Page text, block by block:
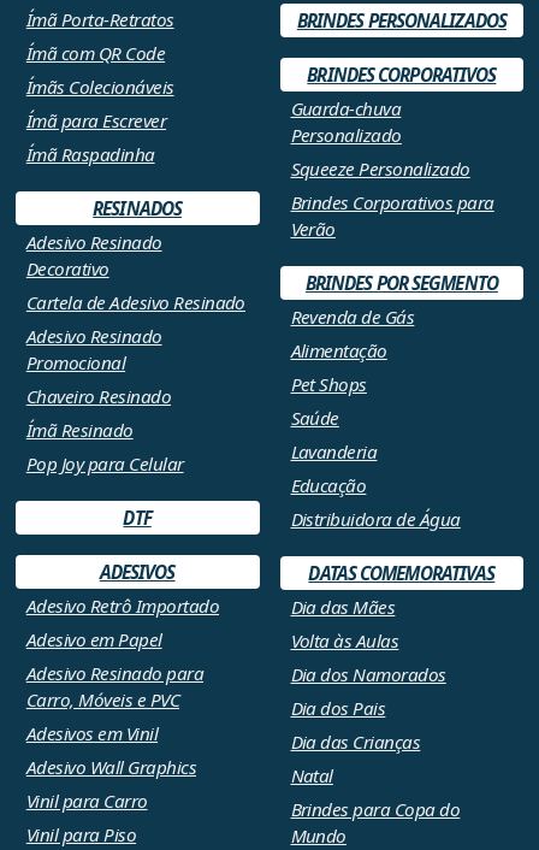
Ímã Porta-Retratos
Ímã com QR Code
Ímãs Colecionáveis
Ímã para Escrever
Ímã Raspadinha
RESINADOS
Adesivo Resinado
Decorativo
Cartela de Adesivo Resinado
Adesivo Resinado
Promocional
Chaveiro Resinado
Ímã Resinado
Pop Joy para Celular
DTF
ADESIVOS
Adesivo Retrô Importado
Adesivo em Papel
Adesivo Resinado para
Carro, Móveis e PVC
Adesivos em Vinil
Adesivo Wall Graphics
Vinil para Carro
Vinil para Piso
BRINDES PERSONALIZADOS
BRINDES CORPORATIVOS
Guarda-chuva
Personalizado
Squeeze Personalizado
Brindes Corporativos para
Verão
BRINDES POR SEGMENTO
Revenda de Gás
Alimentação
Pet Shops
Saúde
Lavanderia
Educação
Distribuidora de Água
DATAS COMEMORATIVAS
Dia das Mães
Volta às Aulas
Dia dos Namorados
Dia dos Pais
Dia das Crianças
Natal
Brindes para Copa do
Mundo